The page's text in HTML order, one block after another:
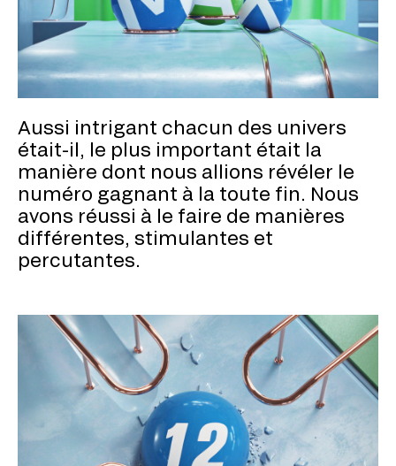
Aussi intrigant chacun des univers
était-il, le plus important était la
manière dont nous allions révéler le
numéro gagnant à la toute fin. Nous
avons réussi à le faire de manières
différentes, stimulantes et
percutantes.